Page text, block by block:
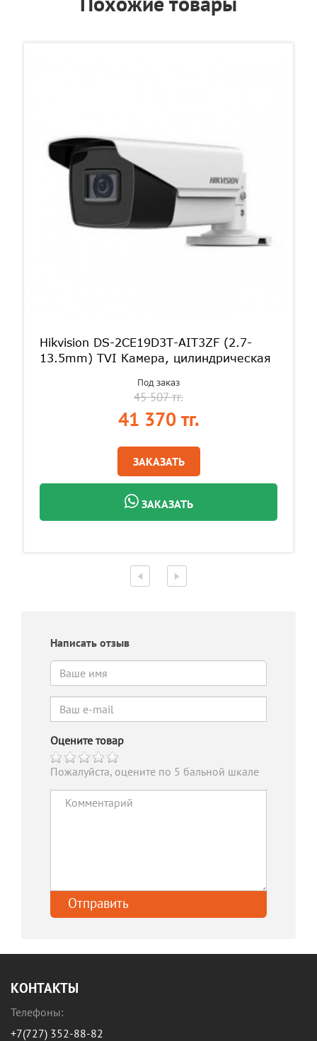
Hikvision DS-2CE19D3T-AIT3ZF (2.7-
13.5mm) TVI Камера, цилиндрическая
Под заказ
45 507 тг.
41 370 тг.
ЗАКАЗАТЬ
ЗАКАЗАТЬ
Написать отзыв
Оцените товар
Пожалуйста, оцените по 5 бальной шкале
КОНТАКТЫ
Телефоны:
+7(727) 352-88-82